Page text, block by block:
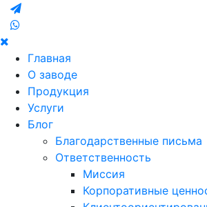
Главная
О заводе
Продукция
Услуги
Блог
Благодарственные письма
Ответственность
Миссия
Корпоративные